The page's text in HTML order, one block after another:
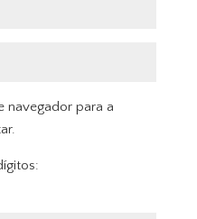
navegador para a